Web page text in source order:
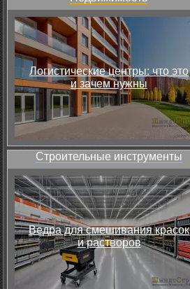
Логистические центры: что это
и зачем нужны
Строительные инструменты
Ведра для смешивания красок
и растворов